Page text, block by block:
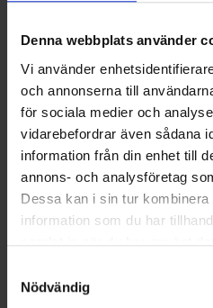
Denna webbplats använder
Vi använder
och annonserna till
för sociala medier och
vidarebefordrar även sådana
information från din enhet till
annons- och analysföretag
Dessa kan i sin tur
information som du har
samlat in när du har använt
Nödvändig
Fleecejacka Moose Herr
Brokared
7937
399 kr